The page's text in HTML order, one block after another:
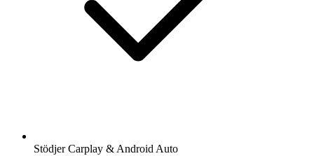
Stödjer Carplay & Android Auto